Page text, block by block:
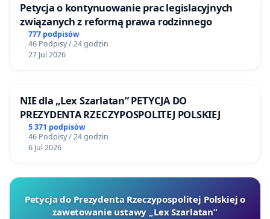
Petycja o kontynuowanie prac legislacyjnych
związanych z reformą prawa rodzinnego
777 podpisów
46 Podpisy / 24 godzin
27 Jul 2026
NIE dla „Lex Szarlatan” PETYCJA DO
PREZYDENTA RZECZYPOSPOLITEJ POLSKIEJ
5 371 podpisów
46 Podpisy / 24 godzin
6 Jul 2026
Petycja do Prezydenta Rzeczypospolitej Polskiej o
zawetowanie ustawy „Lex Szarlatan”